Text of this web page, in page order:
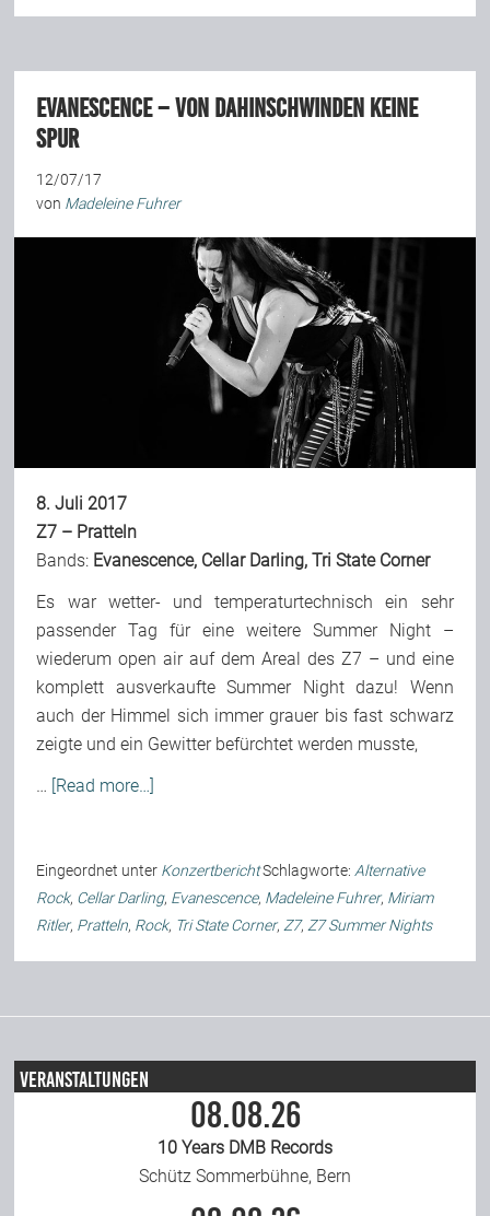
Evanescence – Von Dahinschwinden keine
Spur
12/07/17
von Madeleine Fuhrer
8. Juli 2017
Z7 – Pratteln
Bands: Evanescence, Cellar Darling,Tri State Corner
Es war wetter- und temperaturtechnisch ein sehr
passender Tag für eine weitere Summer Night –
wiederum open air auf dem Areal des Z7 – und eine
komplett ausverkaufte Summer Night dazu! Wenn
auch der Himmel sich immer grauer bis fast schwarz
zeigte und ein Gewitter befürchtet werden musste,
… [Read more…]
Eingeordnet unter KonzertberichtSchlagworte: Alternative
Rock, Cellar Darling, Evanescence, Madeleine Fuhrer, Miriam
Ritler, Pratteln, Rock, Tri State Corner, Z7, Z7 Summer Nights
Veranstaltungen
08.08.26
10 Years DMB Records
Schütz Sommerbühne, Bern